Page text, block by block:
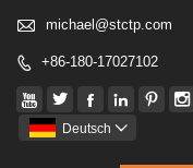
 michael@stctp.com
 +86-180-17027102
     
Deutsch 